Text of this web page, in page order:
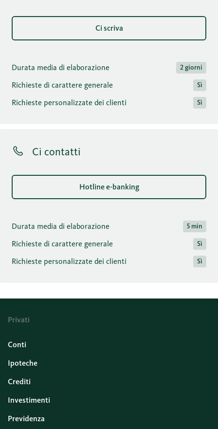
Ci scriva
Durata media di elaborazione 2 giorni
Richieste di carattere generale Sì
Richieste personalizzate dei clienti Sì
Ci contatti
Hotline e-banking
Durata media di elaborazione 5 min
Richieste di carattere generale Sì
Richieste personalizzate dei clienti Sì
Privati
Conti
Ipoteche
Crediti
Investimenti
Previdenza